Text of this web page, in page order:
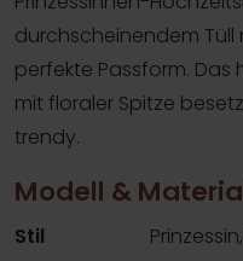
durchscheinendem Tüll
perfekte Passform.
mit floraler Spitze
trendy.
Modell &
Stil